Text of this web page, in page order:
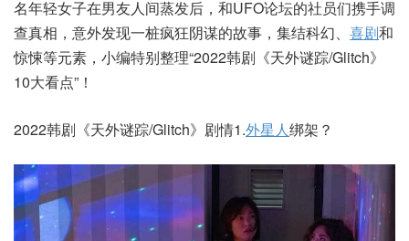
名年轻女子在男友人间蒸发后，和UFO论坛的社员们携手调
查真相，意外发现一桩疯狂阴谋的故事，集结科幻、 喜剧和
惊悚等元素，小编特别整理“2022韩剧《天外谜踪/Glitch》
10大看点”！
2022韩剧《天外谜踪/Glitch》剧情1.外星人绑架？